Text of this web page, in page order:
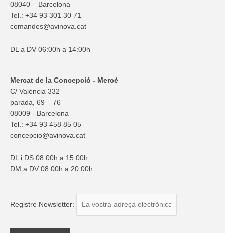
08040 – Barcelona
Tel.: +34 93 301 30 71
comandes@avinova.cat
DL a DV 06:00h a 14:00h
Mercat de la Concepció - Mercè
C/ València 332
parada, 69 – 76
08009 - Barcelona
Tel.: +34 93 458 85 05
concepcio@avinova.cat
DL i DS 08:00h a 15:00h
DM a DV 08:00h a 20:00h
Registre Newsletter: